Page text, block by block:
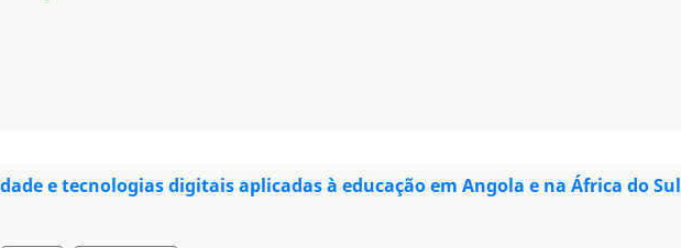
e tecnologias digitais aplicadas à educação em Angola e na África do Sul